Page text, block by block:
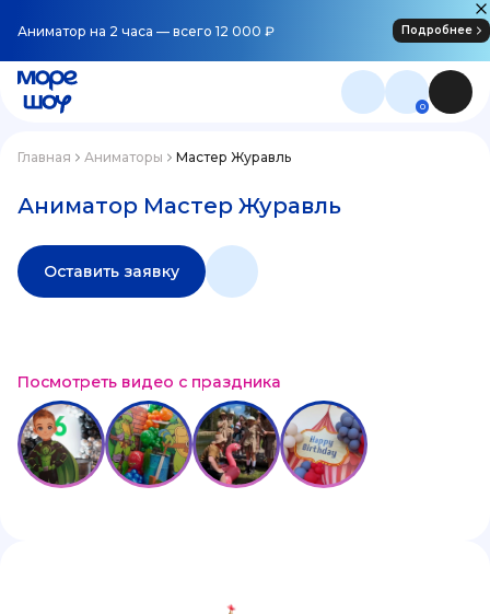
Аниматор на 2 часа — всего 12 000 ₽ Подробнее
0
Главная Аниматоры Мастер Журавль
Аниматор Мастер Журавль
Оставить заявку
Посмотреть видео с праздника